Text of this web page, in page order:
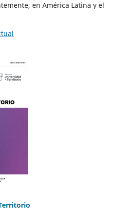
en América Latina y el